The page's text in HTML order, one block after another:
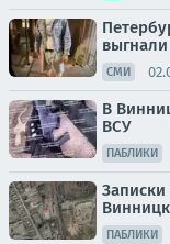
СМИ
В
ВСУ
ПАБЛИКИ
Записки
ПАБЛИКИ